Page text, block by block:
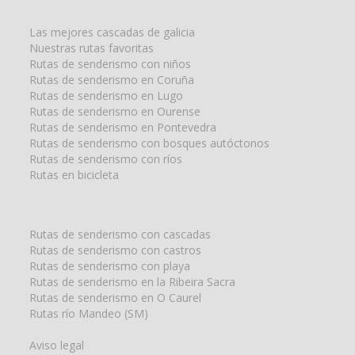
Las mejores cascadas de galicia
Nuestras rutas favoritas
Rutas de senderismo con niños
Rutas de senderismo en Coruña
Rutas de senderismo en Lugo
Rutas de senderismo en Ourense
Rutas de senderismo en Pontevedra
Rutas de senderismo con bosques autóctonos
Rutas de senderismo con ríos
Rutas en bicicleta
Rutas de senderismo con cascadas
Rutas de senderismo con castros
Rutas de senderismo con playa
Rutas de senderismo en la Ribeira Sacra
Rutas de senderismo en O Caurel
Rutas río Mandeo (SM)
Aviso legal